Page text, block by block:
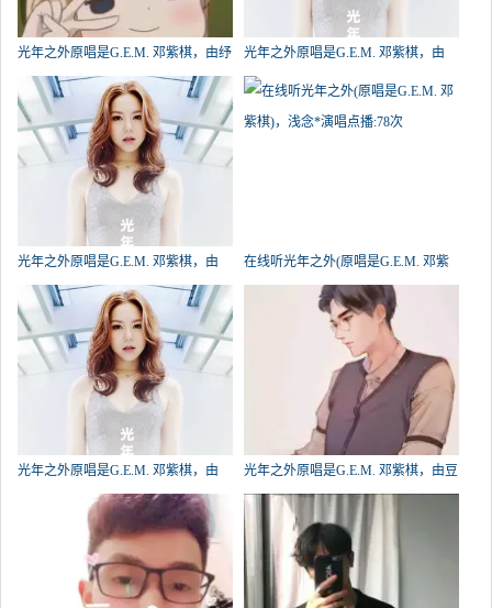
光年之外原唱是G.E.M. 邓紫棋，由纾
生@祝夏屿7.5srkl翻唱(播放:560)
光年之外原唱是G.E.M. 邓紫棋，由
zq.翻唱(试听次数:107)
光年之外原唱是G.E.M. 邓紫棋，由
꧁﹌ ﹏ ﹌꧂翻唱(播放:89)
在线听光年之外(原唱是G.E.M. 邓紫
棋)，浅念*演唱点播:78次
光年之外原唱是G.E.M. 邓紫棋，由
eight翻唱(播放:59)
光年之外原唱是G.E.M. 邓紫棋，由豆
子翻唱(播放:42)